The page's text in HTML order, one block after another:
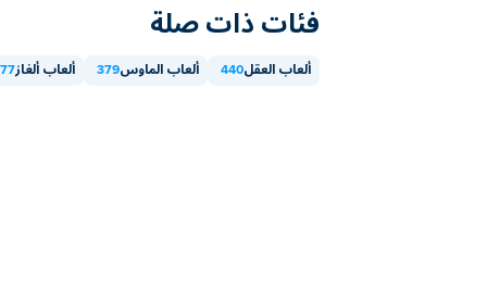
فئات ذات صلة
ألعاب العقل440 ألعاب الماوس379 ألعاب ألغاز